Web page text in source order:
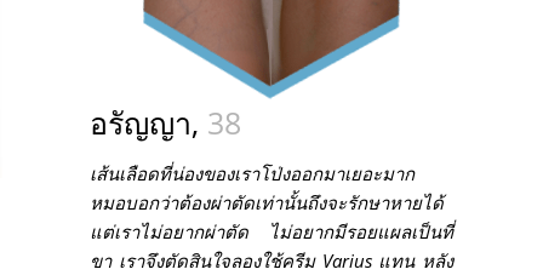
อรัญญา, 38
เส้นเลือดที่น่องของเราโป่งออกมาเยอะมาก
หมอบอกว่าต้องผ่าตัดเท่านั้นถึงจะรักษาหายได้
แต่เราไม่อยากผ่าตัด ไม่อยากมีรอยแผลเป็นที่
ขา เราจึงตัดสินใจลองใช้ครีม Varius แทน หลัง